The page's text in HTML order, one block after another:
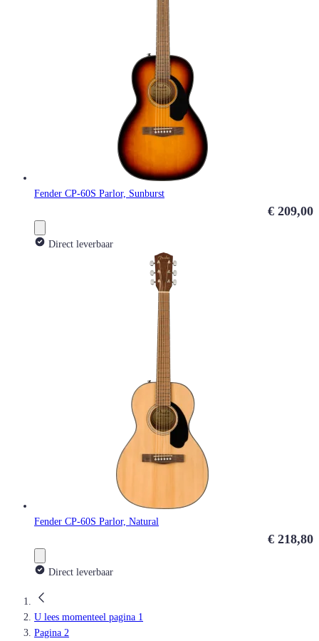
Fender CP-60S Parlor, Sunburst
€ 209,00
Direct leverbaar
Fender CP-60S Parlor, Natural
€ 218,80
Direct leverbaar
U lees momenteel pagina 1
Pagina 2